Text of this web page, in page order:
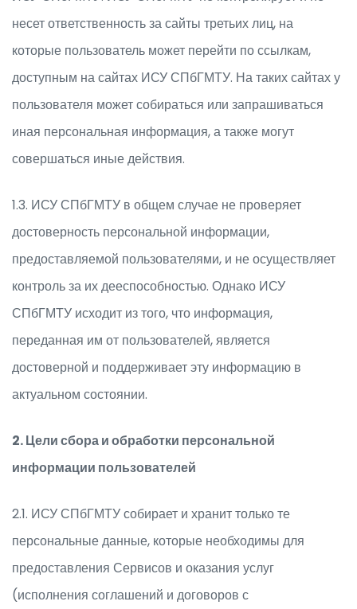
несет ответственность за сайты третьих лиц, на
которые пользователь может перейти по ссылкам,
доступным на сайтах ИСУ СПбГМТУ. На таких сайтах у
пользователя может собираться или запрашиваться
иная персональная информация, а также могут
совершаться иные действия.
1.3. ИСУ СПбГМТУ в общем случае не проверяет
достоверность персональной информации,
предоставляемой пользователями, и не осуществляет
контроль за их дееспособностью. Однако ИСУ
СПбГМТУ исходит из того, что информация,
переданная им от пользователей, является
достоверной и поддерживает эту информацию в
актуальном состоянии.
2. Цели сбора и обработки персональной
информации пользователей
2.1. ИСУ СПбГМТУ собирает и хранит только те
персональные данные, которые необходимы для
предоставления Сервисов и оказания услуг
(исполнения соглашений и договоров с